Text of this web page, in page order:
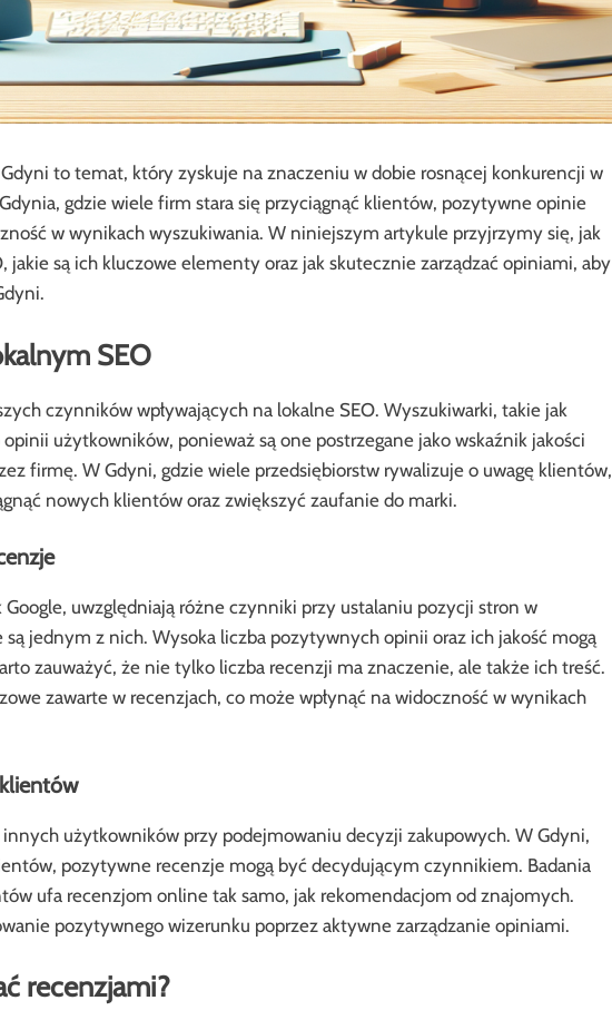
to temat, który zyskuje na znaczeniu w dobie rosnącej konkurencji w
gdzie wiele firm stara się przyciągnąć klientów, pozytywne opinie
w wynikach wyszukiwania. W niniejszym artykule przyjrzymy się, jak
jakie są ich kluczowe elementy oraz jak skutecznie zarządzać opiniami, aby
SEO
czynników wpływających na lokalne SEO. Wyszukiwarki, takie jak
użytkowników, ponieważ są one postrzegane jako wskaźnik jakości
firmę. W Gdyni, gdzie wiele przedsiębiorstw rywalizuje o uwagę klientów,
nowych klientów oraz zwiększyć zaufanie do marki.
uwzględniają różne czynniki przy ustalaniu pozycji stron w
jednym z nich. Wysoka liczba pozytywnych opinii oraz ich jakość mogą
zauważyć, że nie tylko liczba recenzji ma znaczenie, ale także ich treść.
zawarte w recenzjach, co może wpłynąć na widoczność w wynikach
użytkowników przy podejmowaniu decyzji zakupowych. W Gdyni,
pozytywne recenzje mogą być decydującym czynnikiem. Badania
ufa recenzjom online tak samo, jak rekomendacjom od znajomych.
pozytywnego wizerunku poprzez aktywne zarządzanie opiniami.
recenzjami?